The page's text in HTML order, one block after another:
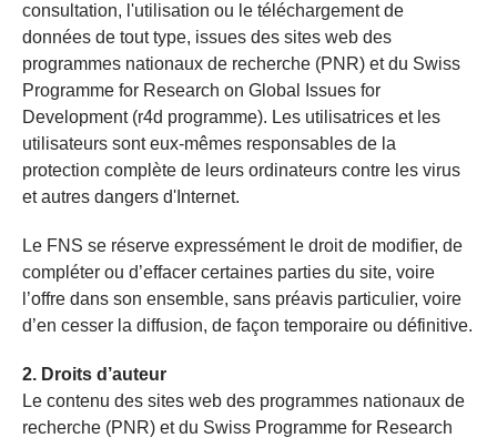
consultation, l'utilisation ou le téléchargement de
données de tout type, issues des sites web des
programmes nationaux de recherche (PNR) et du Swiss
Programme for Research on Global Issues for
Development (r4d programme). Les utilisatrices et les
utilisateurs sont eux-mêmes responsables de la
protection complète de leurs ordinateurs contre les virus
et autres dangers d'Internet.
Le FNS se réserve expressément le droit de modifier, de
compléter ou d’effacer certaines parties du site, voire
l’offre dans son ensemble, sans préavis particulier, voire
d’en cesser la diffusion, de façon temporaire ou définitive.
2. Droits d’auteur
Le contenu des sites web des programmes nationaux de
recherche (PNR) et du Swiss Programme for Research